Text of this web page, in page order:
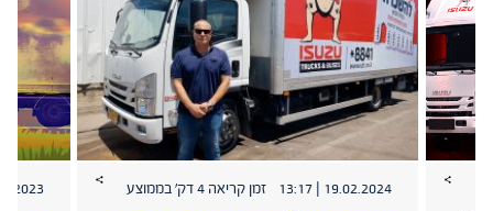
19.02.2024 | 13:17 זמן קריאה 4 דק׳ בממוצע | 09:29